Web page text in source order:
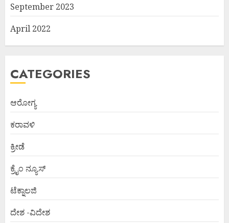
September 2023
April 2022
CATEGORIES
ಆರೋಗ್ಯ
ಕರಾವಳಿ
ಕ್ರೀಡೆ
ಕ್ರೈಂ ನ್ಯೂಸ್
ಟೆಕ್ನಾಲಜಿ
ದೇಶ -ವಿದೇಶ